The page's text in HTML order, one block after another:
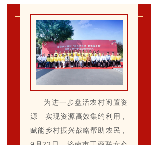
联系商会
资料下载
为进一步盘活农村闲置资
源，实现资源高效集约利用，
赋能乡村振兴战略帮助农民，